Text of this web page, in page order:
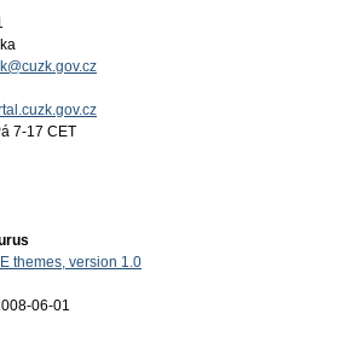
7-17 CET
themes, version 1.0
06-01